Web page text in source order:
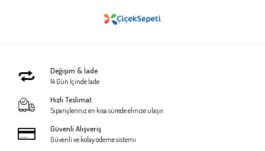
Değişim & İade
14 Gün İçinde İade
Hızlı Teslimat
Siparişleriniz en kısa sürede elinize ulaşır.
Güvenli Alışveriş
Güvenli ve kolay ödeme sistemi